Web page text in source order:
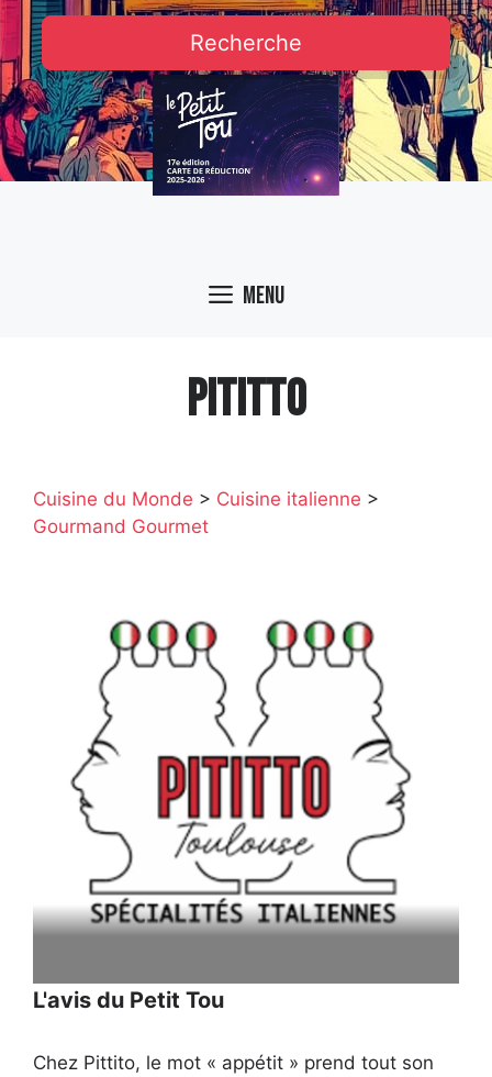
Recherche
Menu
PITITTO
Cuisine du Monde > Cuisine italienne >
Gourmand Gourmet
L'avis du Petit Tou
Chez Pittito, le mot « appétit » prend tout son